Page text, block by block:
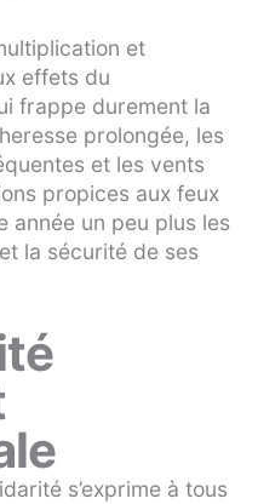
et
effets du
frappe durement la
prolongée, les
et les vents
propices aux feux
année un peu plus les
la sécurité de ses
s’exprime à tous